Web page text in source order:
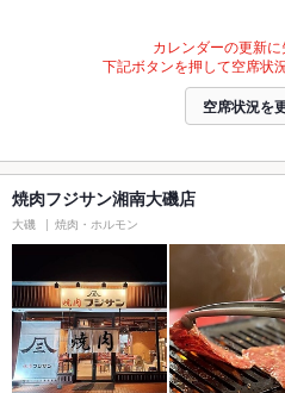
カレンダーの更新に
下記ボタンを押して空席状
空席状況を
焼肉フジサン湘南大磯店
大磯 焼肉・ホルモン